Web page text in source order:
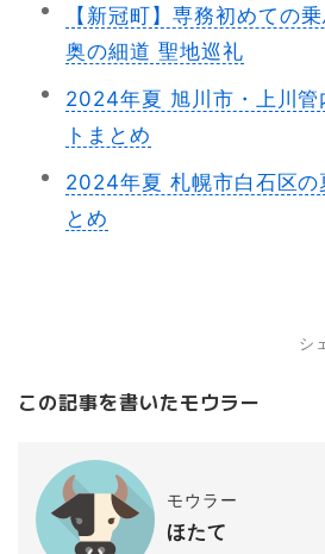
【新冠町】専務初めての
奥の細道 聖地巡礼
2024年夏 旭川市・上川管
トまとめ
2024年夏 札幌市白石区の
とめ
シ
この記事を書いたモウラー
モウラー
ほたて